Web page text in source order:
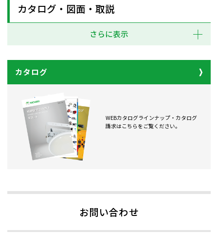
カタログ・図面・取説
さらに表示
カタログ
WEBカタログラインナップ・カタログ
請求はこちらをご覧ください。
お問い合わせ